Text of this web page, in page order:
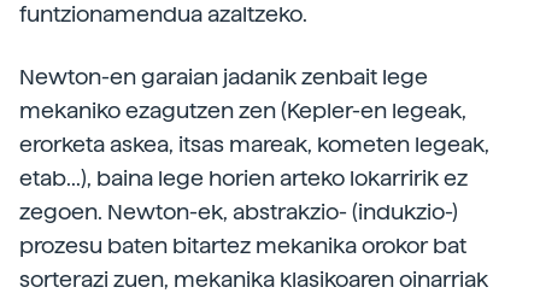
funtzionamendua azaltzeko.
Newton-en garaian jadanik zenbait lege
mekaniko ezagutzen zen (Kepler-en legeak,
erorketa askea, itsas mareak, kometen legeak,
etab...), baina lege horien arteko lokarririk ez
zegoen. Newton-ek, abstrakzio- (indukzio-)
prozesu baten bitartez mekanika orokor bat
sorterazi zuen, mekanika klasikoaren oinarriak